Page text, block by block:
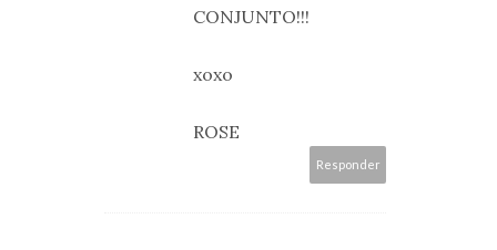
CONJUNTO!!!
xoxo
ROSE
Responder